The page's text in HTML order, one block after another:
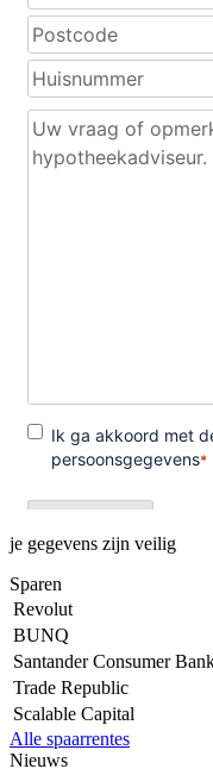
je gegevens zijn veilig
Sparen
Revolut
BUNQ
Santander Consumer
Trade Republic
Scalable Capital
Alle spaarrentes
Nieuws